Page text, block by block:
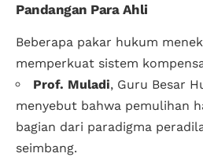
Pandangan Para Ahli
Beberapa pakar hukum
memperkuat sistem
Prof. Muladi, Guru Besar
menyebut bahwa pemulihan
bagian dari paradigma
seimbang.